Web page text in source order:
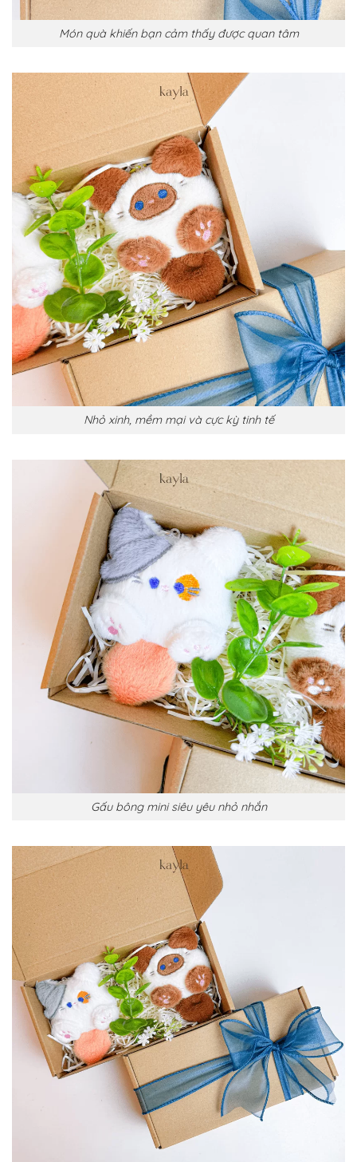
Món quà khiến bạn cảm thấy được quan tâm
Nhỏ xinh, mềm mại và cực kỳ tinh tế
Gấu bông mini siêu yêu nhỏ nhắn